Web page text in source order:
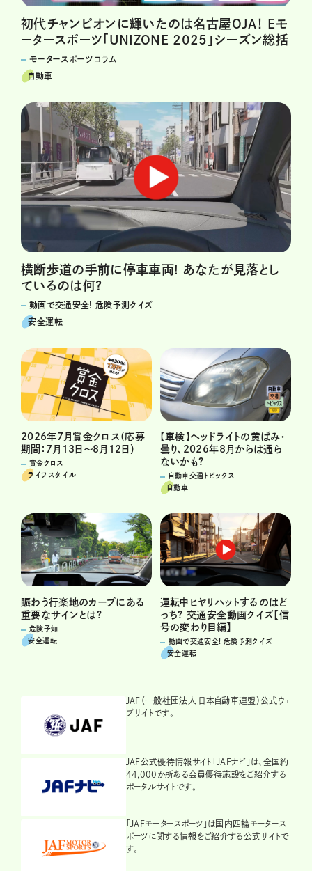
初代チャンピオンに輝いたのは名古屋OJA！ Eモ
ータースポーツ「UNIZONE 2025」シーズン総括
モータースポーツコラム
自動車
横断歩道の手前に停車車両! あなたが見落とし
ているのは何?
動画で交通安全! 危険予測クイズ
安全運転
2026年7月賞金クロス（応募
期間：7月13日～8月12日）
賞金クロス
ライフスタイル
【車検】ヘッドライトの黄ばみ・
曇り、2026年8月からは通ら
ないかも?
自動車交通トピックス
自動車
賑わう行楽地のカーブにある
重要なサインとは?
危険予知
安全運転
運転中ヒヤリハットするのはど
っち? 交通安全動画クイズ【信
号の変わり目編】
動画で交通安全! 危険予測クイズ
安全運転
JAF（一般社団法人 日本自動車連盟）公式ウェ
ブサイトです。
JAF公式優待情報サイト「JAFナビ」は、全国約
44,000か所ある会員優待施設をご紹介する
ポータルサイトです。
「JAFモータースポーツ」は国内四輪モータース
ポーツに関する情報をご紹介する公式サイトで
す。